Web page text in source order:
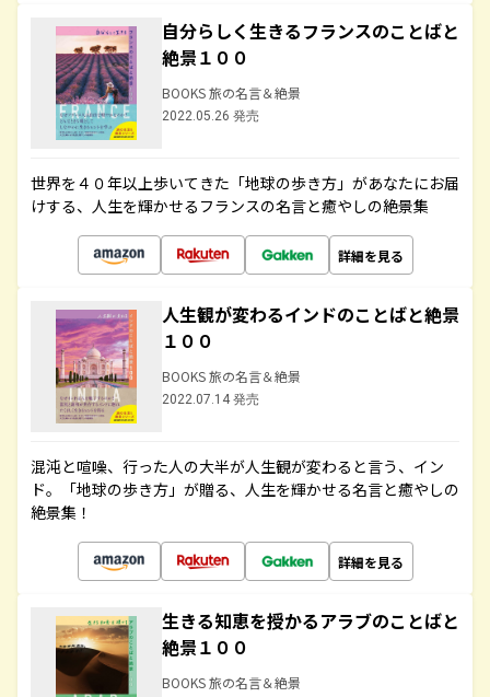
自分らしく生きるフランスのことばと
絶景１００
BOOKS 旅の名言＆絶景
2022.05.26 発売
世界を４０年以上歩いてきた「地球の歩き方」があなたにお届
けする、人生を輝かせるフランスの名言と癒やしの絶景集
詳細を見る
人生観が変わるインドのことばと絶景
１００
BOOKS 旅の名言＆絶景
2022.07.14 発売
混沌と喧噪、行った人の大半が人生観が変わると言う、イン
ド。「地球の歩き方」が贈る、人生を輝かせる名言と癒やしの
絶景集！
詳細を見る
生きる知恵を授かるアラブのことばと
絶景１００
BOOKS 旅の名言＆絶景